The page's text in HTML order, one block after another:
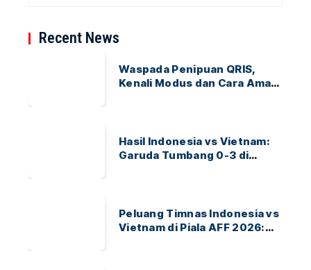
Recent News
Waspada Penipuan QRIS,
Kenali Modus dan Cara Aman
Hasil Indonesia vs Vietnam:
Garuda Tumbang 0-3 di
Peluang Timnas Indonesia vs
Vietnam di Piala AFF 2026: